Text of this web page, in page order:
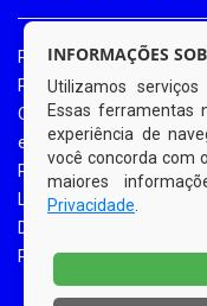
Portal da Transparência
Portal da Transparência
Ouvidoria Eletrônica
e-SIC
Processos de Licitação
Licitações em Andamento
Diário Oficial
Portal do Contribuinte
INFORMAÇÕES
Utilizamos
Essas ferramentas
experiência de
você concorda com
maiores
Privacidade